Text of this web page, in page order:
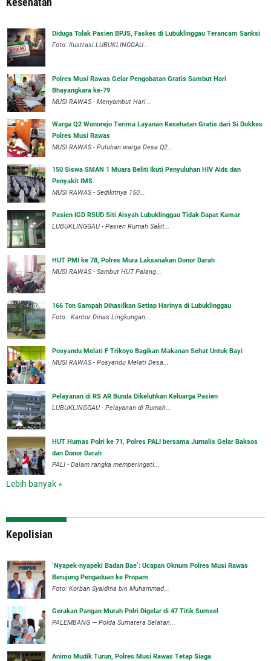
Diduga Tolak Pasien BPJS, Faskes di Lubuklinggau Terancam Sanksi
Foto: Ilustrasi.LUBUKLINGGAU...
Polres Musi Rawas Gelar Pengobatan Gratis Sambut Hari
Bhayangkara ke-79
MUSI RAWAS - Menyambut Hari...
Warga Q2 Wonorejo Terima Layanan Kesehatan Gratis dari Si Dokkes
Polres Musi Rawas
MUSI RAWAS - Puluhan warga Desa Q2...
150 Siswa SMAN 1 Muara Beliti Ikuti Penyuluhan HIV Aids dan
Penyakit IMS
MUSI RAWAS - Sedikitnya 150...
Pasien IGD RSUD Siti Aisyah Lubuklinggau Tidak Dapat Kamar
LUBUKLINGGAU - Pasien Rumah Sakit...
HUT PMI ke 78, Polres Mura Laksanakan Donor Darah
MUSI RAWAS - Sambut HUT Palang...
166 Ton Sampah Dihasilkan Setiap Harinya di Lubuklinggau
Foto : Kantor Dinas Lingkungan...
Posyandu Melati F Trikoyo Bagikan Makanan Sehat Untuk Bayi
MUSI RAWAS - Posyandu Melati Desa...
Pelayanan di RS AR Bunda Dikeluhkan Keluarga Pasien
LUBUKLINGGAU - Pelayanan di Rumah...
HUT Humas Polri ke 71, Polres PALI bersama Jurnalis Gelar Baksos
dan Donor Darah
PALI - Dalam rangka memperingati...
Lebih banyak »
Kepolisian
‘Nyapek-nyapeki Badan Bae’: Ucapan Oknum Polres Musi Rawas
Berujung Pengaduan ke Propam
Foto: Korban Syaidina bin Muhammad...
Gerakan Pangan Murah Polri Digelar di 47 Titik Sumsel
PALEMBANG — Polda Sumatera Selatan...
Animo Mudik Turun, Polres Musi Rawas Tetap Siaga